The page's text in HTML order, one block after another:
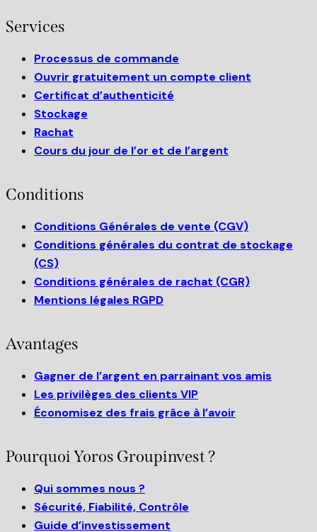
Services
Processus de commande
Ouvrir gratuitement un compte client
Certificat d’authenticité
Stockage
Rachat
Cours du jour de l’or et de l’argent
Conditions
Conditions Générales de vente (CGV)
Conditions générales du contrat de stockage
(CS)
Conditions générales de rachat (CGR)
Mentions légales RGPD
Avantages
Gagner de l’argent en parrainant vos amis
Les privilèges des clients VIP
Économisez des frais grâce à l’avoir
Pourquoi Yoros Groupinvest ?
Qui sommes nous ?
Sécurité, Fiabilité, Contrôle
Guide d’investissement